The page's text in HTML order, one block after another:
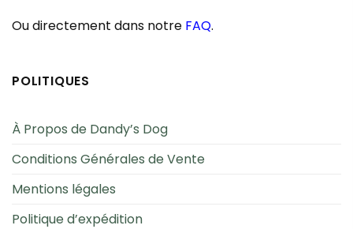
Ou directement dans notre FAQ.
POLITIQUES
À Propos de Dandy’s Dog
Conditions Générales de Vente
Mentions légales
Politique d’expédition